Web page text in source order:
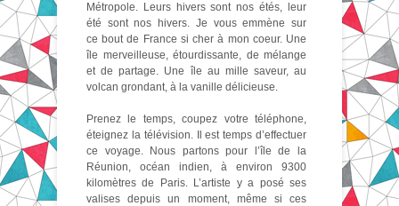
Métropole. Leurs hivers sont nos étés, leur
été sont nos hivers. Je vous emmène sur
ce bout de France si cher à mon coeur. Une
île merveilleuse, étourdissante, de mélange
et de partage. Une île au mille saveur, au
volcan grondant, à la vanille délicieuse.
Prenez le temps, coupez votre téléphone,
éteignez la télévision. Il est temps d’effectuer
ce voyage. Nous partons pour l’île de la
Réunion, océan indien, à environ 9300
kilomètres de Paris. L’artiste y a posé ses
valises depuis un moment, même si ces